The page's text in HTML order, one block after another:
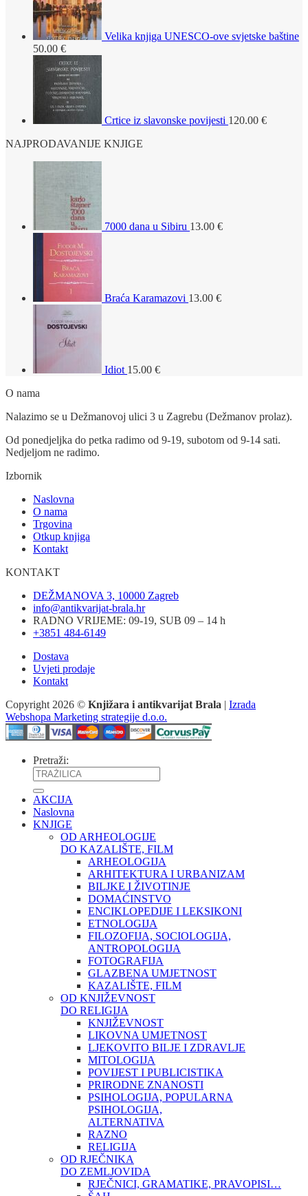
Velika knjiga UNESCO-ove svjetske baštine
50.00 €
Crtice iz slavonske povijesti 120.00 €
NAJPRODAVANIJE KNJIGE
7000 dana u Sibiru 13.00 €
Braća Karamazovi 13.00 €
Idiot 15.00 €
O nama
Nalazimo se u Dežmanovoj ulici 3 u Zagrebu (Dežmanov prolaz).
Od ponedjeljka do petka radimo od 9-19, subotom od 9-14 sati.
Nedjeljom ne radimo.
Izbornik
Naslovna
O nama
Trgovina
Otkup knjiga
Kontakt
KONTAKT
DEŽMANOVA 3, 10000 Zagreb
info@antikvarijat-brala.hr
RADNO VRIJEME: 09-19, SUB 09 – 14 h
+3851 484-6149
Dostava
Uvjeti prodaje
Kontakt
Copyright 2026 © Knjižara i antikvarijat Brala | Izrada
Webshopa Marketing strategije d.o.o.
Pretraži:
AKCIJA
Naslovna
KNJIGE
OD ARHEOLOGIJE
DO KAZALIŠTE, FILM
ARHEOLOGIJA
ARHITEKTURA I URBANIZAM
BILJKE I ŽIVOTINJE
DOMAĆINSTVO
ENCIKLOPEDIJE I LEKSIKONI
ETNOLOGIJA
FILOZOFIJA, SOCIOLOGIJA,
ANTROPOLOGIJA
FOTOGRAFIJA
GLAZBENA UMJETNOST
KAZALIŠTE, FILM
OD KNJIŽEVNOST
DO RELIGIJA
KNJIŽEVNOST
LIKOVNA UMJETNOST
LJEKOVITO BILJE I ZDRAVLJE
MITOLOGIJA
POVIJEST I PUBLICISTIKA
PRIRODNE ZNANOSTI
PSIHOLOGIJA, POPULARNA
PSIHOLOGIJA,
ALTERNATIVA
RAZNO
RELIGIJA
OD RJEČNIKA
DO ZEMLJOVIDA
RJEČNICI, GRAMATIKE, PRAVOPISI…